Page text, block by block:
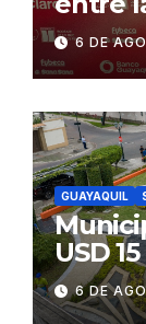
6 DE
GUAYAQUIL
USD
6 DE